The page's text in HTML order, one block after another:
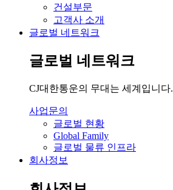
건설부문
고객사 소개
글로벌 네트워크
글로벌 네트워크
CJ대한통운의 무대는 세계입니다.
사업문의
글로벌 현황
Global Family
글로벌 물류 인프라
회사정보